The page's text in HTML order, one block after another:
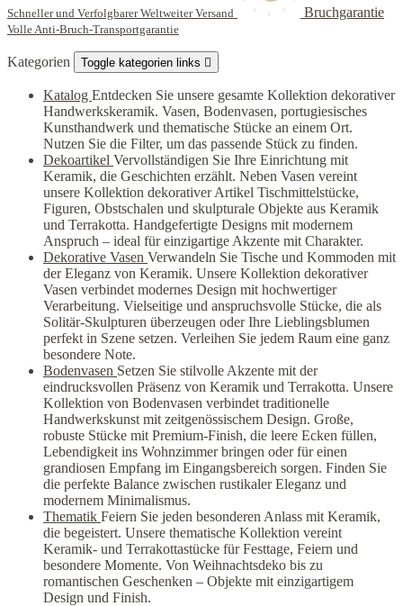
Schneller und Verfolgbarer Weltweiter Versand Bruchgarantie
Volle Anti-Bruch-Transportgarantie
Kategorien Toggle kategorien links 
Katalog Entdecken Sie unsere gesamte Kollektion dekorativer
Handwerkskeramik. Vasen, Bodenvasen, portugiesisches
Kunsthandwerk und thematische Stücke an einem Ort.
Nutzen Sie die Filter, um das passende Stück zu finden.
Dekoartikel Vervollständigen Sie Ihre Einrichtung mit
Keramik, die Geschichten erzählt. Neben Vasen vereint
unsere Kollektion dekorativer Artikel Tischmittelstücke,
Figuren, Obstschalen und skulpturale Objekte aus Keramik
und Terrakotta. Handgefertigte Designs mit modernem
Anspruch – ideal für einzigartige Akzente mit Charakter.
Dekorative Vasen Verwandeln Sie Tische und Kommoden mit
der Eleganz von Keramik. Unsere Kollektion dekorativer
Vasen verbindet modernes Design mit hochwertiger
Verarbeitung. Vielseitige und anspruchsvolle Stücke, die als
Solitär-Skulpturen überzeugen oder Ihre Lieblingsblumen
perfekt in Szene setzen. Verleihen Sie jedem Raum eine ganz
besondere Note.
Bodenvasen Setzen Sie stilvolle Akzente mit der
eindrucksvollen Präsenz von Keramik und Terrakotta. Unsere
Kollektion von Bodenvasen verbindet traditionelle
Handwerkskunst mit zeitgenössischem Design. Große,
robuste Stücke mit Premium-Finish, die leere Ecken füllen,
Lebendigkeit ins Wohnzimmer bringen oder für einen
grandiosen Empfang im Eingangsbereich sorgen. Finden Sie
die perfekte Balance zwischen rustikaler Eleganz und
modernem Minimalismus.
Thematik Feiern Sie jeden besonderen Anlass mit Keramik,
die begeistert. Unsere thematische Kollektion vereint
Keramik- und Terrakottastücke für Festtage, Feiern und
besondere Momente. Von Weihnachtsdeko bis zu
romantischen Geschenken – Objekte mit einzigartigem
Design und Finish.